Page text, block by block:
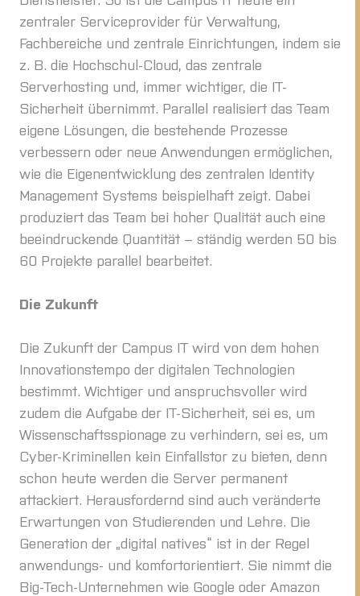
zentraler Serviceprovider für Verwaltung,
Fachbereiche und zentrale Einrichtungen, indem sie
z. B. die Hochschul-Cloud, das zentrale
Serverhosting und, immer wichtiger, die IT-
Sicherheit übernimmt. Parallel realisiert das Team
eigene Lösungen, die bestehende Prozesse
verbessern oder neue Anwendungen ermöglichen,
wie die Eigenentwicklung des zentralen Identity
Management Systems beispielhaft zeigt. Dabei
produziert das Team bei hoher Qualität auch eine
beeindruckende Quantität – ständig werden 50 bis
60 Projekte parallel bearbeitet.
Die Zukunft
Die Zukunft der Campus IT wird von dem hohen
Innovationstempo der digitalen Technologien
bestimmt. Wichtiger und anspruchsvoller wird
zudem die Aufgabe der IT-Sicherheit, sei es, um
Wissenschaftsspionage zu verhindern, sei es, um
Cyber-Kriminellen kein Einfallstor zu bieten, denn
schon heute werden die Server permanent
attackiert. Herausfordernd sind auch veränderte
Erwartungen von Studierenden und Lehre. Die
Generation der „digital natives“ ist in der Regel
anwendungs- und komfortorientiert. Sie nimmt die
Big-Tech-Unternehmen wie Google oder Amazon